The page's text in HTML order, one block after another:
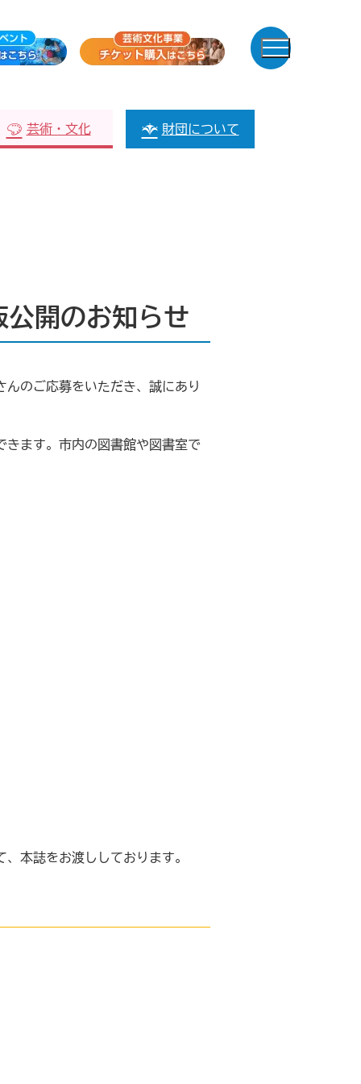
芸術・文化 財団について
開のお知らせ
のご応募をいただき、誠にあり
きます。市内の図書館や図書室で
本誌をお渡ししております。